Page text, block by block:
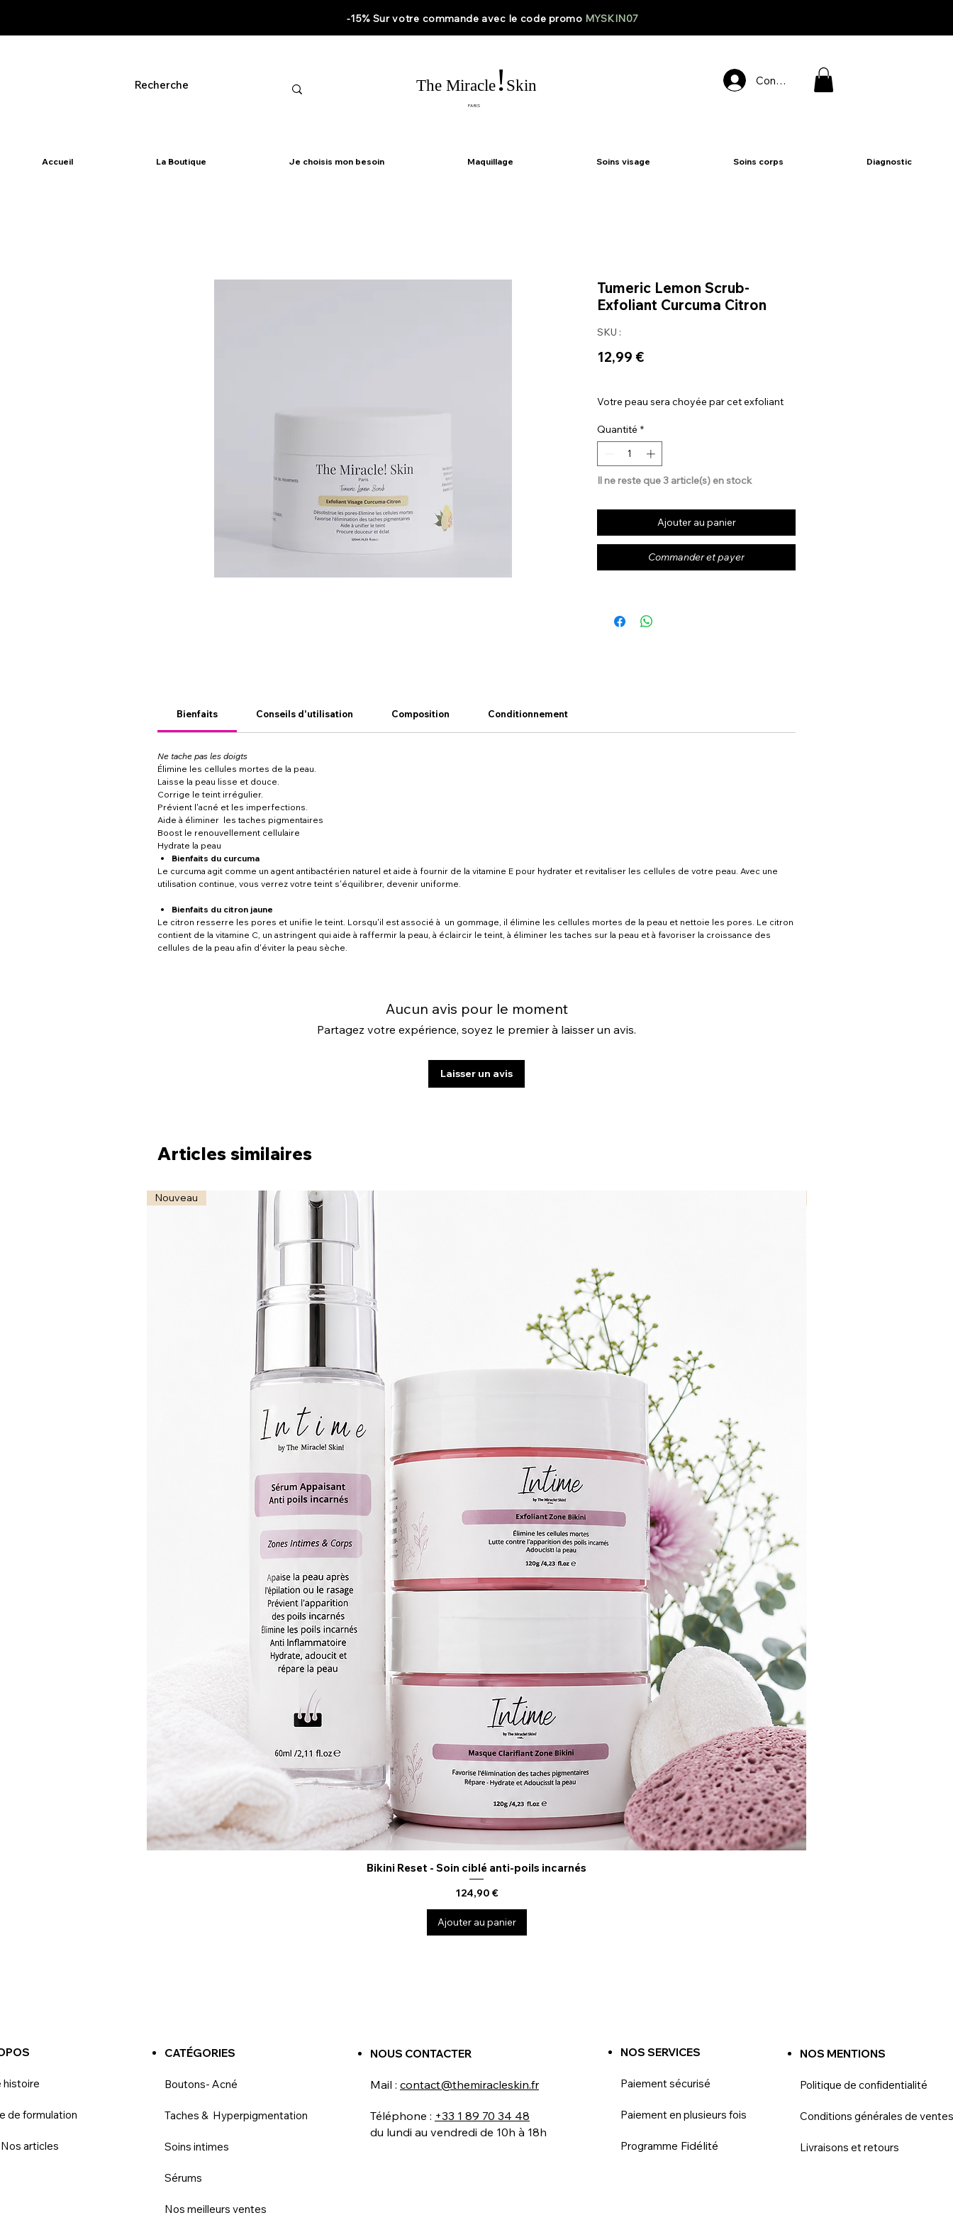
-15% Sur votre commande avec le code promo MYSKIN07
The Miracle ! Skin
PARIS
Connexion
Accueil La Boutique Je choisis mon besoin Maquillage Soins visage Soins corps Diagnostic
Tumeric Lemon Scrub-
Exfoliant Curcuma Citron
SKU :
12,99 €
Votre peau sera choyée par cet exfoliant
Quantité *
Il ne reste que 3 article(s) en stock
Ajouter au panier
Commander et payer
Bienfaits Conseils d'utilisation Composition Conditionnement
Ne tache pas les doigts
Élimine les cellules mortes de la peau.
Laisse la peau lisse et douce.
Corrige le teint irrégulier.
Prévient l'acné et les imperfections.
Aide à éliminer les taches pigmentaires
Boost le renouvellement cellulaire
Hydrate la peau
Bienfaits du curcuma
Le curcuma agit comme un agent antibactérien naturel et aide à fournir de la vitamine E pour hydrater et revitaliser les cellules de votre peau. Avec une
utilisation continue, vous verrez votre teint s'équilibrer, devenir uniforme.
Bienfaits du citron jaune
Le citron resserre les pores et unifie le teint. Lorsqu'il est associé à un gommage, il élimine les cellules mortes de la peau et nettoie les pores. Le citron
contient de la vitamine C, un astringent qui aide à raffermir la peau, à éclaircir le teint, à éliminer les taches sur la peau et à favoriser la croissance des
cellules de la peau afin d'éviter la peau sèche.
Aucun avis pour le moment
Partagez votre expérience, soyez le premier à laisser un avis.
Laisser un avis
Articles similaires
Aperçu rapide
Nouveau
Bikini Reset - Soin ciblé anti-poils incarnés
Prix
124,90 €
Ajouter au panier
histoire
de formulation
articles
CATÉGORIES
Boutons- Acné
Taches & Hyperpigmentation
Soins intimes
Sérums
Nos meilleurs ventes
NOUS CONTACTER
Mail : contact@themiracleskin.fr
Téléphone : +33 1 89 70 34 48
du lundi au vendredi de 10h à 18h
NOS SERVICES
Paiement sécurisé
Paiement en plusieurs fois
Programme Fidélité
NOS MENTIONS
Politique de confidentialité
Conditions générales de ventes
Livraisons et retours